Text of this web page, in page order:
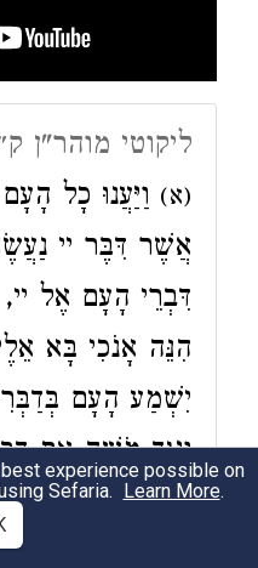
ליקוטי מוהר"ן
(א) וַיַּעֲנוּ כָל
אֲשֶׁר דִּבֶּר יי
דִּבְרֵי הָעָם אֶל
הִנֵּה אָנֹכִי בָּא
יִשְׁמַע הָעָם
וַיַּגֵּד מֹשֶׁה אֶת
(שמות יט).
כִּי מַה הֵם דִּבְרֵי
experience possible on
Sefaria. Learn More.